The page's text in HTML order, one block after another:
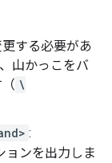
する必要があ
山かっこをバ
\
:
ョンを出力しま